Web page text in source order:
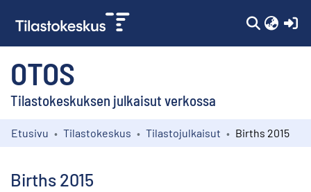
OTOS
Tilastokeskuksen julkaisut verkossa
Selaa
Etusivu Tilastokeskus Tilastojulkaisut Births 2015
Births 2015